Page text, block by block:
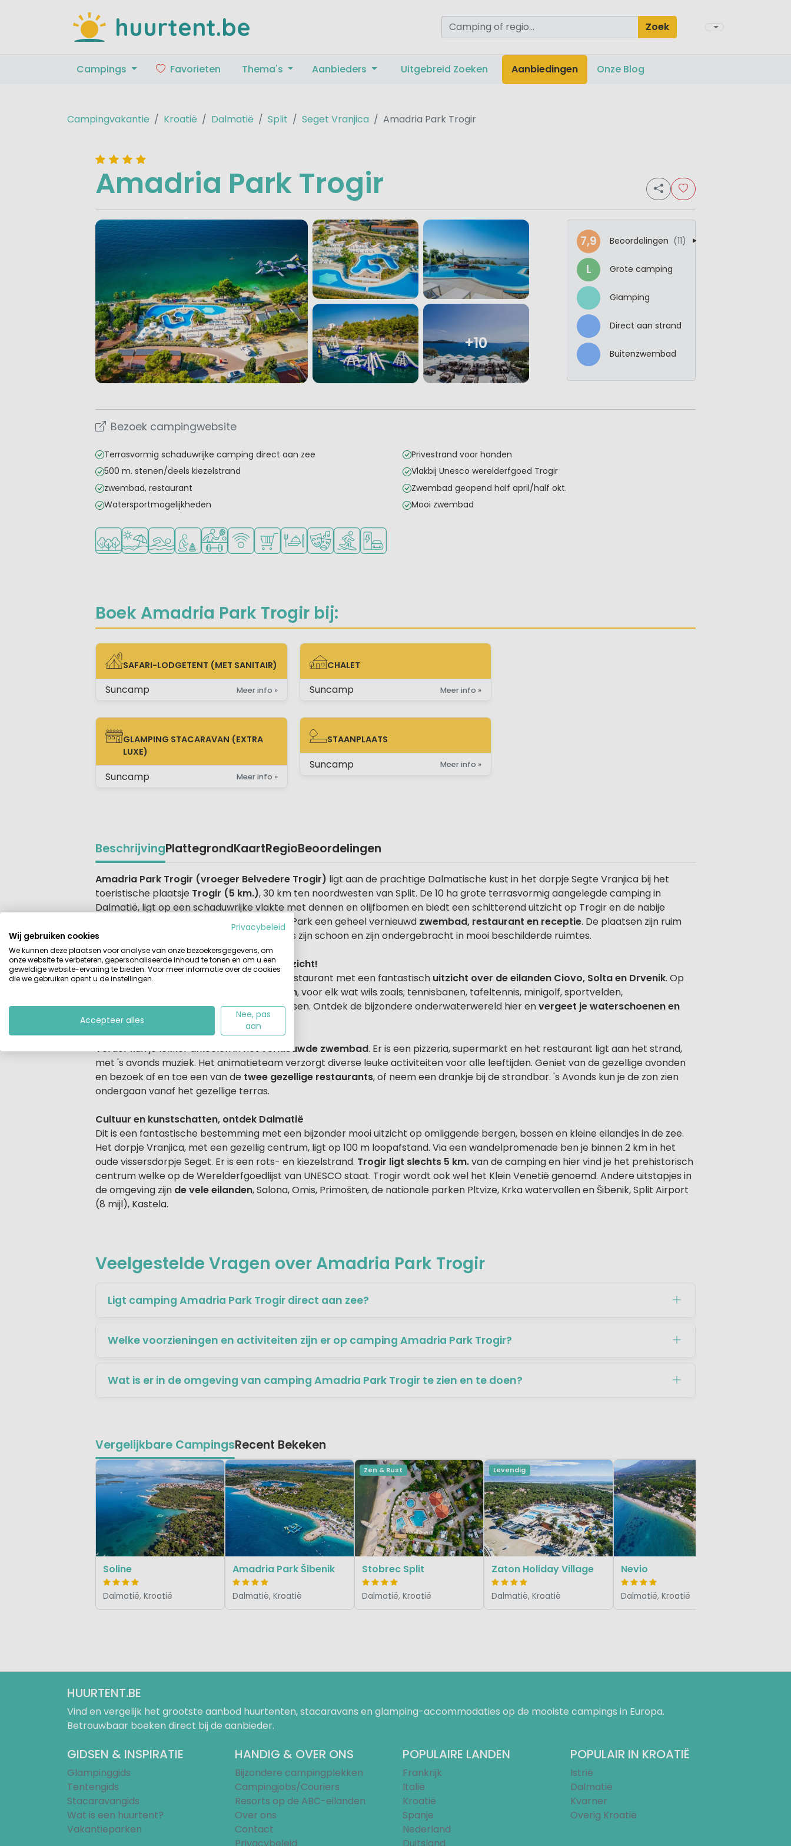
huurtent.be Zoek
Campings Favorieten Thema's Aanbieders Uitgebreid Zoeken Aanbiedingen Onze Blog
Campingvakantie Kroatië Dalmatië Split Seget Vranjica Amadria Park Trogir
Amadria Park Trogir
+10
7,9 Beoordelingen (11)
L Grote camping
Glamping
Direct aan strand
Buitenzwembad
Bezoek campingwebsite
Terrasvormig schaduwrijke camping direct aan zee
500 m. stenen/deels kiezelstrand
zwembad, restaurant
Watersportmogelijkheden
Privestrand voor honden
Vlakbij Unesco werelderfgoed Trogir
Zwembad geopend half april/half okt.
Mooi zwembad
Ligt in een bosrijke omgeving
Ligt bij strand en zee
Openlucht zwembad
Aanbevolen voor jonge kinderen
Veel mogelijkheden om te sporten
WiFi beschikbaar
Campingwinkel/Supermarkt
Restaurant of pizzeria
Animatieprogramma
Watersportfaciliteiten
Laadpaal elektrische auto
Boek Amadria Park Trogir bij:
SAFARI-LODGETENT (MET SANITAIR)
SAFARI-LODGETENT (MET SANITAIR)
Suncamp Meer info »
GLAMPING STACARAVAN (EXTRA LUXE)
GLAMPING STACARAVAN (EXTRA
LUXE)
Suncamp Meer info »
CHALET
CHALET
Suncamp Meer info »
STAANPLAATS
STAANPLAATS
Suncamp Meer info »
BeschrijvingPlattegrondKaartRegioBeoordelingen
Beschrijving
Amadria Park Trogir (vroeger Belvedere Trogir) ligt aan de prachtige Dalmatische kust in het dorpje Segte Vranjica bij het
toeristische plaatsje Trogir (5 km.), 30 km ten noordwesten van Split. De 10 ha grote terrasvormig aangelegde camping in
Dalmatië, ligt op een schaduwrijke vlakte met dennen en olijfbomen en biedt een schitterend uitzicht op Trogir en de nabije
eilanden. Ook vind je op camping Amadria Park een geheel vernieuwd zwembad, restaurant en receptie. De plaatsen zijn ruim
bemeten en de openbare sanitaire ruimtes zijn schoon en zijn ondergebracht in mooi beschilderde ruimtes.
Terrassencamping met een bijzonder uitzicht!
Camping Amadria Park heeft een strandrestaurant met een fantastisch uitzicht over de eilanden Ciovo, Solta en Drvenik. Op
sportfaciliteiten, voor elk wat wils zoals; tennisbanen, tafeltennis, minigolf, sportvelden,
watersportvoorzieningen en aanlegplaatsen. Ontdek de bijzondere onderwaterwereld hier envergeet je waterschoenen en
snorkel niet
Verder kun je lekker afkoelen in hetvernieuwde zwembad. Er is een pizzeria, supermarkt en het restaurant ligt aan het strand,
met 's avonds muziek. Het animatieteam verzorgt diverse leuke activiteiten voor alle leeftijden. Geniet van de gezellige avonden
en bezoek af en toe een van de twee gezellige restaurants, of neem een drankje bij de strandbar. 's Avonds kun je de zon zien
ondergaan vanaf het gezellige terras.
Cultuur en kunstschatten, ontdek Dalmatië
Dit is een fantastische bestemming met een bijzonder mooi uitzicht op omliggende bergen, bossen en kleine eilandjes in de zee.
Het dorpje Vranjica, met een gezellig centrum, ligt op 100 m loopafstand. Via een wandelpromenade ben je binnen 2 km in het
oude vissersdorpje Seget. Er is een rots- en kiezelstrand. Trogir ligt slechts 5 km.van de camping en hier vind je het prehistorisch
centrum welke op de Werelderfgoedlijst van UNESCO staat. Trogir wordt ook wel het Klein Venetië genoemd. Andere uitstapjes in
de omgeving zijn de vele eilanden, Salona, Omis, Primošten, de nationale parken Pltvize, Krka watervallen en Šibenik, Split Airport
(8 mijl), Kastela.
Veelgestelde Vragen over Amadria Park Trogir
Ligt camping Amadria Park Trogir direct aan zee?
Welke voorzieningen en activiteiten zijn er op camping Amadria Park Trogir?
Wat is er in de omgeving van camping Amadria Park Trogir te zien en te doen?
Vergelijkbare CampingsRecent Bekeken
Soline
Dalmatië, Kroatië
Amadria Park Šibenik
Dalmatië, Kroatië
Zen & Rust
Stobrec Split
Dalmatië, Kroatië
Levendig
Zaton Holiday Village
Dalmatië, Kroatië
Nevio
Dalmatië, Kroatië
HUURTENT.BE
Vind en vergelijk het grootste aanbod huurtenten, stacaravans en glamping-accommodaties op de mooiste campings in Europa.
Betrouwbaar boeken direct bij de aanbieder.
GIDSEN & INSPIRATIE
Glampinggids
Tentengids
Stacaravangids
Wat is een huurtent?
Vakantieparken
HANDIG & OVER ONS
Bijzondere campingplekken
Campingjobs/Couriers
Resorts op de ABC-eilanden
Over ons
Contact
POPULAIRE LANDEN
Frankrijk
Italië
Kroatië
Spanje
Nederland
POPULAIR IN KROATIË
Istrië
Dalmatië
Kvarner
Overig Kroatië
Privacybeleid
Wij gebruiken cookies
We kunnen deze plaatsen voor analyse van onze bezoekersgegevens, om
onze website te verbeteren, gepersonaliseerde inhoud te tonen en om u een
geweldige website-ervaring te bieden. Voor meer informatie over de cookies
die we gebruiken opent u de instellingen.
Accepteer alles
Nee, pas
aan